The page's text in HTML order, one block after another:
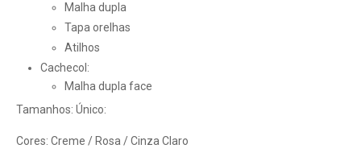
Malha dupla
Tapa orelhas
Atilhos
Cachecol:
Malha dupla face
Tamanhos: Único:
Cores: Creme / Rosa / Cinza Claro